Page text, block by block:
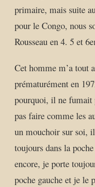
primaire, mais suite
pour le Congo, nous
Rousseau en 4. 5 et
Cet homme m’a tout
prématurément en
pourquoi, il ne fumait
pas faire comme les
un mouchoir sur soi,
toujours dans la
encore, je porte
poche gauche et je le